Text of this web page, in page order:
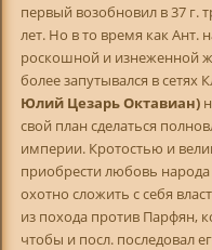
первый возобновил в 37 г.
лет. Но в то время как Ант.
роскошной и изнеженной
более запутывался в сетях
Юлий Цезарь Октавиан)
свой план сделаться
империи. Кротостью и
приобрести любовь
охотно сложить с себя
из похода против Парфян,
чтобы и посл. последовал